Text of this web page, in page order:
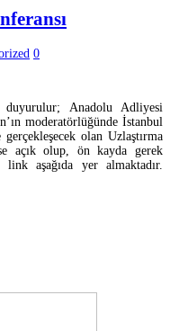
0
duyurulur; Anadolu Adliyesi
moderatörlüğünde İstanbul
olan Uzlaştırma
açık olup, ön kayda gerek
aşağıda yer almaktadır.